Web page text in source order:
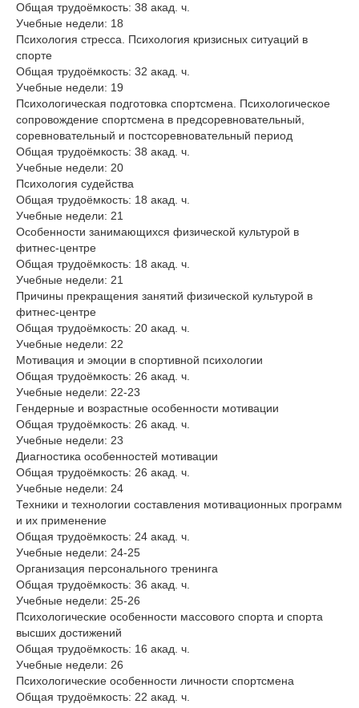
Общая трудоёмкость: 38 акад. ч.
Учебные недели: 18
Психология стресса. Психология кризисных ситуаций в
спорте
Общая трудоёмкость: 32 акад. ч.
Учебные недели: 19
Психологическая подготовка спортсмена. Психологическое
сопровождение спортсмена в предсоревновательный,
соревновательный и постсоревновательный период
Общая трудоёмкость: 38 акад. ч.
Учебные недели: 20
Психология судейства
Общая трудоёмкость: 18 акад. ч.
Учебные недели: 21
Особенности занимающихся физической культурой в
фитнес-центре
Общая трудоёмкость: 18 акад. ч.
Учебные недели: 21
Причины прекращения занятий физической культурой в
фитнес-центре
Общая трудоёмкость: 20 акад. ч.
Учебные недели: 22
Мотивация и эмоции в спортивной психологии
Общая трудоёмкость: 26 акад. ч.
Учебные недели: 22-23
Гендерные и возрастные особенности мотивации
Общая трудоёмкость: 26 акад. ч.
Учебные недели: 23
Диагностика особенностей мотивации
Общая трудоёмкость: 26 акад. ч.
Учебные недели: 24
Техники и технологии составления мотивационных программ
и их применение
Общая трудоёмкость: 24 акад. ч.
Учебные недели: 24-25
Организация персонального тренинга
Общая трудоёмкость: 36 акад. ч.
Учебные недели: 25-26
Психологические особенности массового спорта и спорта
высших достижений
Общая трудоёмкость: 16 акад. ч.
Учебные недели: 26
Психологические особенности личности спортсмена
Общая трудоёмкость: 22 акад. ч.